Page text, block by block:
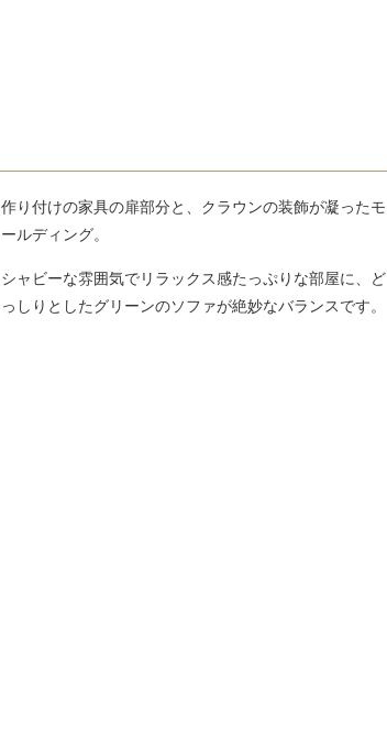
作り付けの家具の扉部分と、クラウンの装飾が凝ったモ
ールディング。
シャビーな雰囲気でリラックス感たっぷりな部屋に、ど
っしりとしたグリーンのソファが絶妙なバランスです。